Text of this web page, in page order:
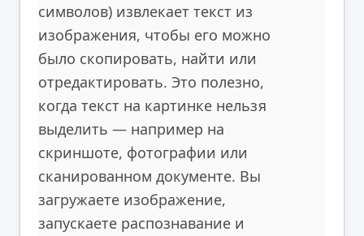
символов) извлекает текст из
изображения, чтобы его можно
было скопировать, найти или
отредактировать. Это полезно,
когда текст на картинке нельзя
выделить — например на
скриншоте, фотографии или
сканированном документе. Вы
загружаете изображение,
запускаете распознавание и